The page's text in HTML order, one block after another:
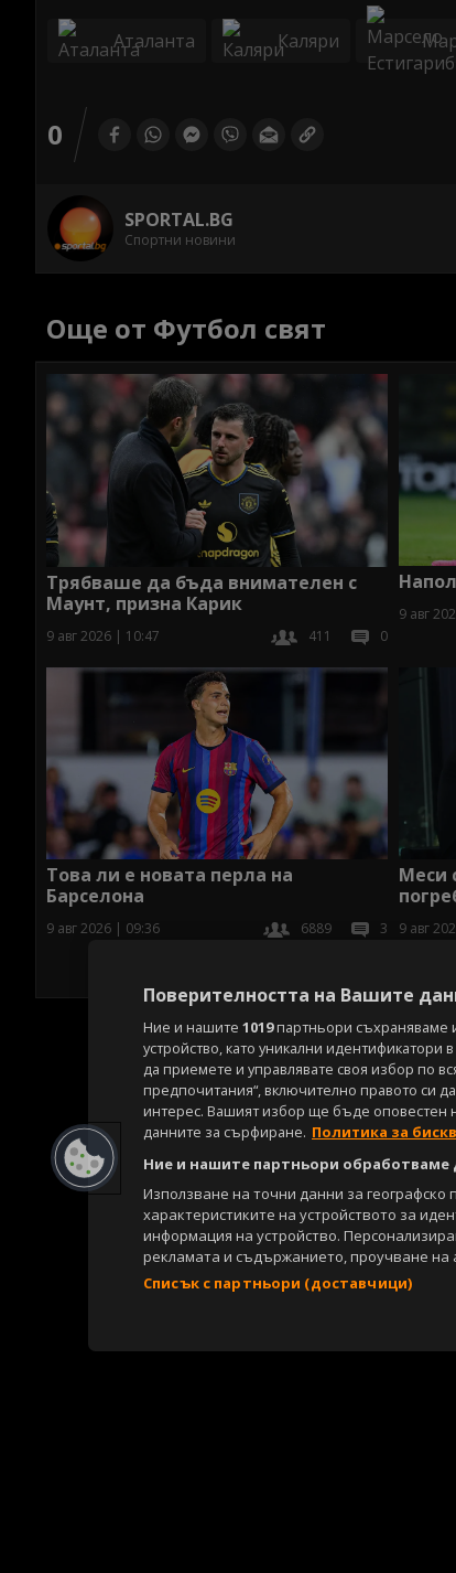
Аталанта Каляри
0
SPORTAL.BG
Спортни новини
Още от Футбол свят
Трябваше да бъда внимателен с
Маунт, призна Карик
9 авг 2026 | 10:47 411 0
9 авг
Това ли е новата перла на
Барселона
9 авг 2026 | 09:36 6889 3
Меси
9 авг
Поверителността на Вашите
Ние и нашите 1019партньори съхраняваме
устройство, като уникални
да приемете и управлявате своя избор по
предпочитания“, включително правото си
интерес. Вашият избор ще бъде оповестен
данните за сърфиране. Политика за
Ние и нашите партньори обработваме
Използване на точни данни за
характеристиките на устройството за
информация на устройство.
рекламата и съдържанието, проучване на
Списък с партньори (доставчици)